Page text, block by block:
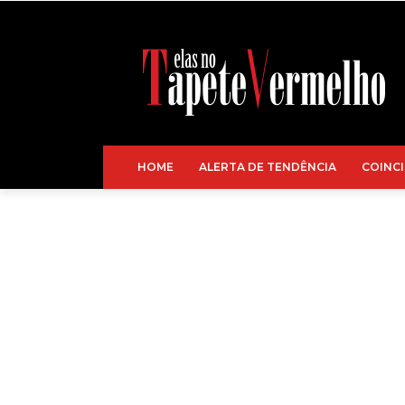
HOME ALERTA DE TENDÊNCIA